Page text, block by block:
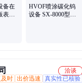
备在
表面
HVOF喷涂碳化钨
设备 SX-8000型燃
洽谈
及时 出价迅速
真实性已核验